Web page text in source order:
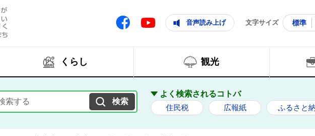
Facebook Youtube 音声読み上げ 文字サイズ 標準
くらし 観光
よく検索されるコトバ
住民税 広報紙 ふるさと